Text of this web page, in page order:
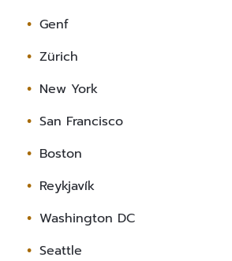
Genf
Zürich
New York
San Francisco
Boston
Reykjavík
Washington DC
Seattle